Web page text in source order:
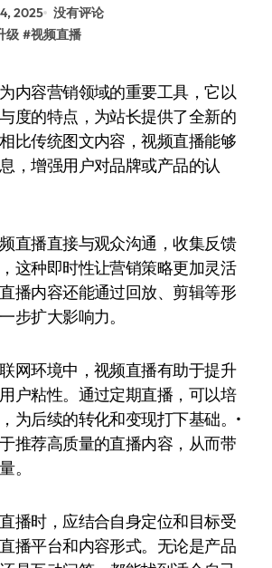
2025 没有评论
级 #视频直播
度的特点，为站长提供了全新的
比传统图文内容，视频直播能够
，增强用户对品牌或产品的认
直播直接与观众沟通，收集反馈
这种即时性让营销策略更加灵活
播内容还能通过回放、剪辑等形
步扩大影响力。
网环境中，视频直播有助于提升
户粘性。通过定期直播，可以培
为后续的转化和变现打下基础。•
推荐高质量的直播内容，从而带
。
播时，应结合自身定位和目标受
播平台和内容形式。无论是产品